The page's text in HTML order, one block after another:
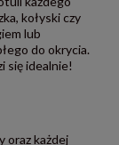
kołyski czy
lub
do okrycia.
się idealnie!
oraz każdej